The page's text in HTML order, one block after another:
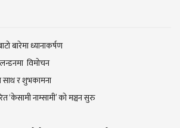
बारेमा ध्यानाकर्षण
विमोचन
साथ र शुभकामना
‘केसामी नाम्सामी’ काे मञ्चन सुरु